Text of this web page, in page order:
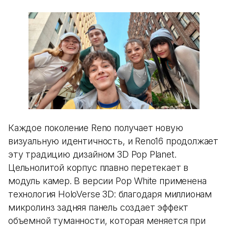
Каждое поколение Reno получает новую
визуальную идентичность, и Reno16 продолжает
эту традицию дизайном 3D Pop Planet.
Цельнолитой корпус плавно перетекает в
модуль камер. В версии Pop White применена
технология HoloVerse 3D: благодаря миллионам
микролинз задняя панель создает эффект
объемной туманности, которая меняется при